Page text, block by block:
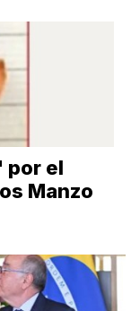
por el
Manzo